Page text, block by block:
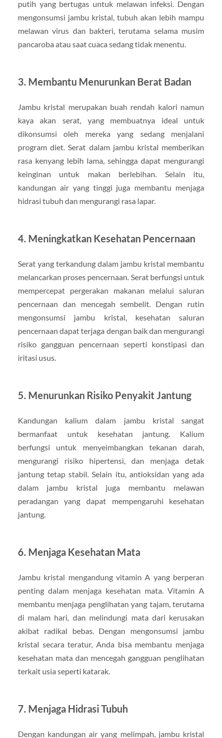
putih yang bertugas untuk melawan infeksi. Dengan
mengonsumsi jambu kristal, tubuh akan lebih mampu
melawan virus dan bakteri, terutama selama musim
pancaroba atau saat cuaca sedang tidak menentu.
3. Membantu Menurunkan Berat Badan
Jambu kristal merupakan buah rendah kalori namun
kaya akan serat, yang membuatnya ideal untuk
dikonsumsi oleh mereka yang sedang menjalani
program diet. Serat dalam jambu kristal memberikan
rasa kenyang lebih lama, sehingga dapat mengurangi
keinginan untuk makan berlebihan. Selain itu,
kandungan air yang tinggi juga membantu menjaga
hidrasi tubuh dan mengurangi rasa lapar.
4. Meningkatkan Kesehatan Pencernaan
Serat yang terkandung dalam jambu kristal membantu
melancarkan proses pencernaan. Serat berfungsi untuk
mempercepat pergerakan makanan melalui saluran
pencernaan dan mencegah sembelit. Dengan rutin
mengonsumsi jambu kristal, kesehatan saluran
pencernaan dapat terjaga dengan baik dan mengurangi
risiko gangguan pencernaan seperti konstipasi dan
iritasi usus.
5. Menurunkan Risiko Penyakit Jantung
Kandungan kalium dalam jambu kristal sangat
bermanfaat untuk kesehatan jantung. Kalium
berfungsi untuk menyeimbangkan tekanan darah,
mengurangi risiko hipertensi, dan menjaga detak
jantung tetap stabil. Selain itu, antioksidan yang ada
dalam jambu kristal juga membantu melawan
peradangan yang dapat mempengaruhi kesehatan
jantung.
6. Menjaga Kesehatan Mata
Jambu kristal mengandung vitamin A yang berperan
penting dalam menjaga kesehatan mata. Vitamin A
membantu menjaga penglihatan yang tajam, terutama
di malam hari, dan melindungi mata dari kerusakan
akibat radikal bebas. Dengan mengonsumsi jambu
kristal secara teratur, Anda bisa membantu menjaga
kesehatan mata dan mencegah gangguan penglihatan
terkait usia seperti katarak.
7. Menjaga Hidrasi Tubuh
Dengan kandungan air yang melimpah, jambu kristal